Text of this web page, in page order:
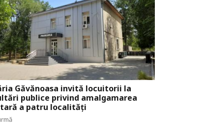
Găvănoasa invită locuitorii la
publice privind amalgamarea
a patru localități